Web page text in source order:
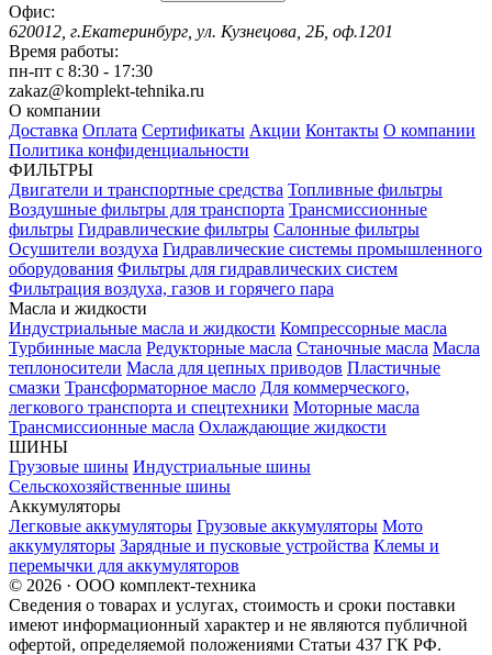
Офис:
620012, г.Екатеринбург, ул. Кузнецова, 2Б, оф.1201
Время работы:
пн-пт с 8:30 - 17:30
zakaz@komplekt-tehnika.ru
О компании
Доставка Оплата Сертификаты Акции Контакты О компании
Политика конфиденциальности
ФИЛЬТРЫ
Двигатели и транспортные средства Топливные фильтры
Воздушные фильтры для транспорта Трансмиссионные
фильтры Гидравлические фильтры Салонные фильтры
Осушители воздуха Гидравлические системы промышленного
оборудования Фильтры для гидравлических систем
Фильтрация воздуха, газов и горячего пара
Масла и жидкости
Индустриальные масла и жидкости Компрессорные масла
Турбинные масла Редукторные масла Станочные масла Масла
теплоносители Масла для цепных приводов Пластичные
смазки Трансформаторное масло Для коммерческого,
легкового транспорта и спецтехники Моторные масла
Трансмиссионные масла Охлаждающие жидкости
ШИНЫ
Грузовые шины Индустриальные шины
Сельскохозяйственные шины
Аккумуляторы
Легковые аккумуляторы Грузовые аккумуляторы Мото
аккумуляторы Зарядные и пусковые устройства Клемы и
перемычки для аккумуляторов
© 2026 · ООО комплект-техника
Сведения о товарах и услугах, стоимость и сроки поставки
имеют информационный характер и не являются публичной
офертой, определяемой положениями Статьи 437 ГК РФ.